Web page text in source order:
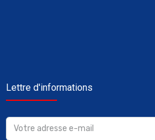
Lettre d'informations